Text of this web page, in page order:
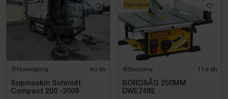
Norrköping 4d 8h
Sopmaskin Schmidt
Compact 200 -2009
Bromma 11d 6h
BORDSÅG 250MM
DWE7492
Oanvänd